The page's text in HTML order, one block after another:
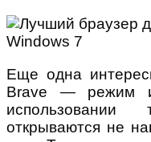
Еще одна
Brave — режим
открываются не